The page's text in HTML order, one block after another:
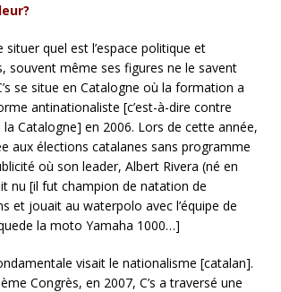
situer quel est l’espace politique et
souvent même ses figures ne le savent
se situe en Catalogne où la formation a
antinationaliste [c’est-à-dire contre
la Catalogne] en 2006. Lors de cette année,
aux élections catalanes sans programme
où son leader, Albert Rivera (né en
nu [il fut champion de natation de
et jouait au waterpolo avec l’équipe de
la moto Yamaha 1000…]
visait le nationalisme [catalan].
Congrès, en 2007, C’s a traversé une